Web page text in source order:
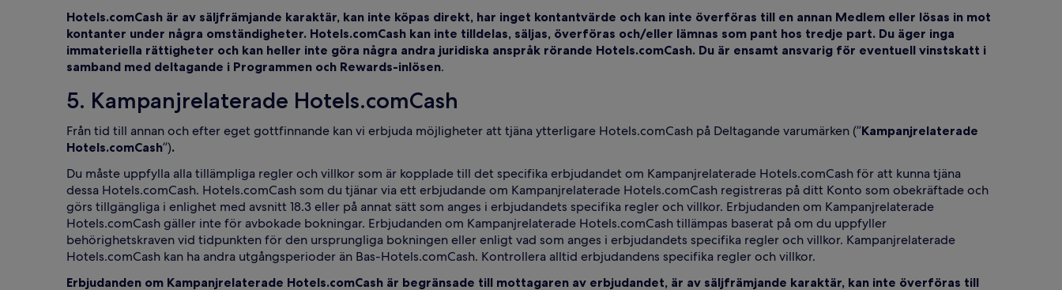
Hotels.comCash är av säljfrämjande karaktär, kan inte köpas direkt, har inget kontantvärde och kan inte överföras till en annan Medlem eller lösas in mot
kontanter under några omständigheter. Hotels.comCash kan inte tilldelas, säljas, överföras och/eller lämnas som pant hos tredje part. Du äger inga
immateriella rättigheter och kan heller inte göra några andra juridiska anspråk rörande Hotels.comCash. Du är ensamt ansvarig för eventuell vinstskatt i
samband med deltagande i Programmen och Rewards-inlösen.
5. Kampanjrelaterade Hotels.comCash
Från tid till annan och efter eget gottfinnande kan vi erbjuda möjligheter att tjäna ytterligare Hotels.comCash på Deltagande varumärken (”Kampanjrelaterade
Hotels.comCash”).
Du måste uppfylla alla tillämpliga regler och villkor som är kopplade till det specifika erbjudandet om Kampanjrelaterade Hotels.comCash för att kunna tjäna
dessa Hotels.comCash. Hotels.comCash som du tjänar via ett erbjudande om Kampanjrelaterade Hotels.comCash registreras på ditt Konto som obekräftade och
görs tillgängliga i enlighet med avsnitt 18.3 eller på annat sätt som anges i erbjudandets specifika regler och villkor. Erbjudanden om Kampanjrelaterade
Hotels.comCash gäller inte för avbokade bokningar. Erbjudanden om Kampanjrelaterade Hotels.comCash tillämpas baserat på om du uppfyller
behörighetskraven vid tidpunkten för den ursprungliga bokningen eller enligt vad som anges i erbjudandets specifika regler och villkor. Kampanjrelaterade
Hotels.comCash kan ha andra utgångsperioder än Bas-Hotels.comCash. Kontrollera alltid erbjudandens specifika regler och villkor.
Erbjudanden om Kampanjrelaterade Hotels.comCash är begränsade till mottagaren av erbjudandet, är av säljfrämjande karaktär, kan inte överföras till